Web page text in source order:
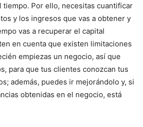
tiempo. Por ello, necesitas cuantificar
y los ingresos que vas a obtener y
vas a recuperar el capital
en cuenta que existen limitaciones
empiezas un negocio, así que
para que tus clientes conozcan tus
además, puedes ir mejorándolo y, si
obtenidas en el negocio, está